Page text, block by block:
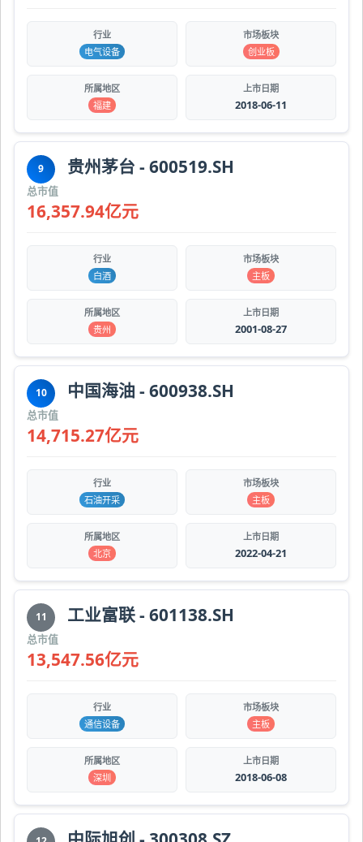
行业
电气设备
市场板块
创业板
所属地区
福建
上市日期
2018-06-11
9 贵州茅台 - 600519.SH
总市值
16,357.94亿元
行业
白酒
市场板块
主板
所属地区
贵州
上市日期
2001-08-27
10 中国海油 - 600938.SH
总市值
14,715.27亿元
行业
石油开采
市场板块
主板
所属地区
北京
上市日期
2022-04-21
11 工业富联 - 601138.SH
总市值
13,547.56亿元
行业
通信设备
市场板块
主板
所属地区
深圳
上市日期
2018-06-08